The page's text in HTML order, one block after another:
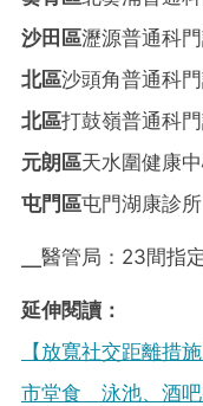
沙田區瀝源普通科
北區沙頭角普通科
北區打鼓嶺普通科
元朗區天水圍健康
屯門區屯門湖康診
╴醫管局：23間指
延伸閱讀：
【放寬社交距離措
市堂食 泳池、酒吧